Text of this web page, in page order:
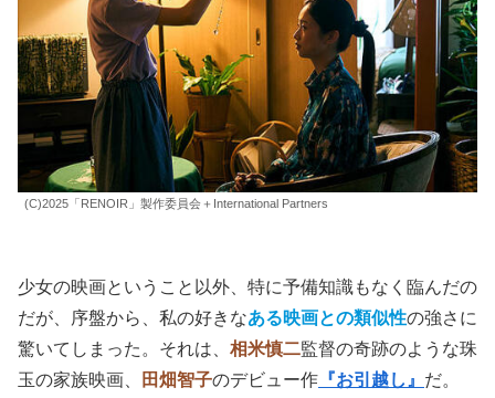
(C)2025「RENOIR」製作委員会＋International Partners
少女の映画ということ以外、特に予備知識もなく臨んだの
だが、序盤から、私の好きなある映画との類似性の強さに
驚いてしまった。それは、 相米慎二監督の奇跡のような珠
玉の家族映画、
田畑智子のデビュー作 『お引越し』 だ。